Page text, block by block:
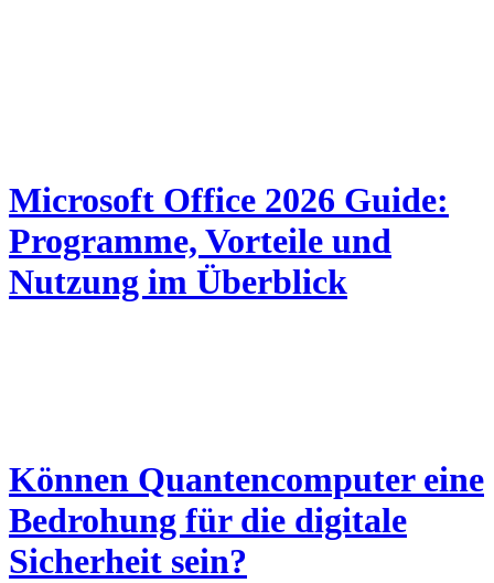
Microsoft Office 2026 Guide:
Programme, Vorteile und
Nutzung im Überblick
Können Quantencomputer eine
Bedrohung für die digitale
Sicherheit sein?